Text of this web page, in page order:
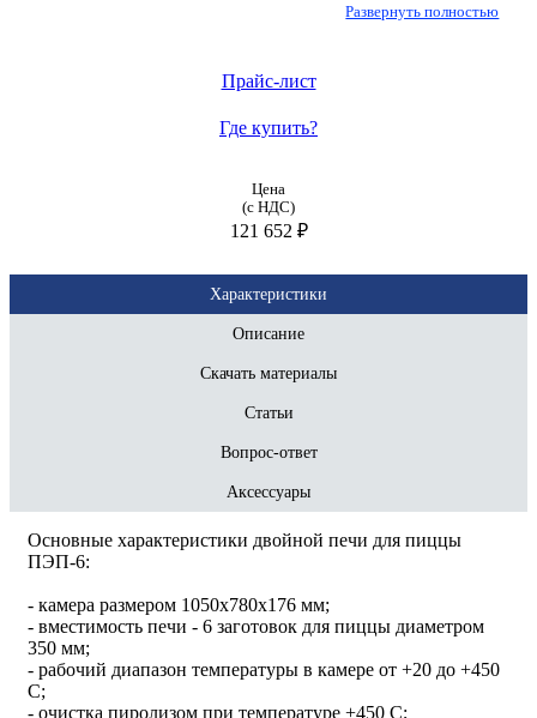
Развернуть полностью
Прайс-лист
Где купить?
Цена
(с НДС)
121 652 ₽
Характеристики
Описание
Скачать материалы
Статьи
Вопрос-ответ
Аксессуары
Основные характеристики двойной печи для пиццы
ПЭП-6:
- камера размером 1050x780x176 мм;
- вместимость печи - 6 заготовок для пиццы диаметром
350 мм;
- рабочий диапазон температуры в камере от +20 до +450
С;
- очистка пиролизом при температуре +450 С;